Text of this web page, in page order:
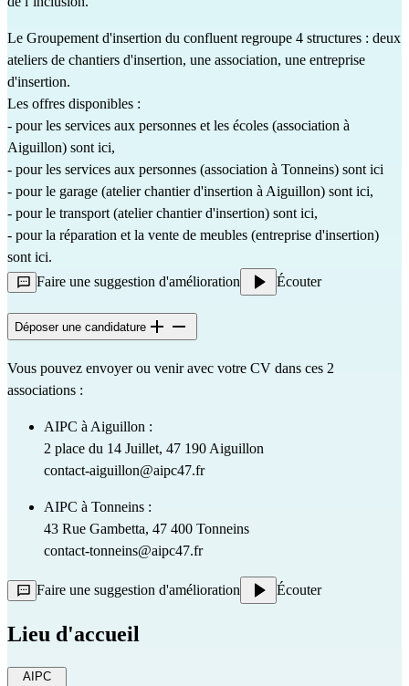
Le Groupement d'insertion du confluent regroupe 4 structures : deux
ateliers de chantiers d'insertion, une association, une entreprise
d'insertion.
Les offres disponibles :
- pour les services aux personnes et les écoles (association à
Aiguillon) sont ici,
- pour les services aux personnes (association à Tonneins) sont ici
- pour le garage (atelier chantier d'insertion à Aiguillon) sont ici,
- pour le transport (atelier chantier d'insertion) sont ici,
- pour la réparation et la vente de meubles (entreprise d'insertion)
sont ici.
Faire une suggestion d'amélioration
Écouter
Déposer une candidature
Vous pouvez envoyer ou venir avec votre CV dans ces 2
associations :
AIPC à Aiguillon :
2 place du 14 Juillet, 47 190 Aiguillon
contact-aiguillon@aipc47.fr
AIPC à Tonneins :
43 Rue Gambetta, 47 400 Tonneins
contact-tonneins@aipc47.fr
Faire une suggestion d'amélioration Écouter
Lieu d'accueil
AIPC